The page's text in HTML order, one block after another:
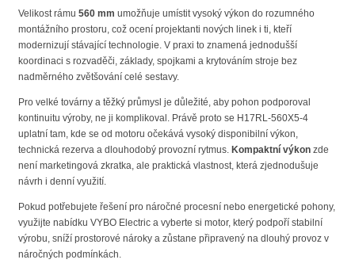
Velikost rámu 560 mm umožňuje umístit vysoký výkon do rozumného
montážního prostoru, což ocení projektanti nových linek i ti, kteří
modernizují stávající technologie. V praxi to znamená jednodušší
koordinaci s rozvaděči, základy, spojkami a krytováním stroje bez
nadměrného zvětšování celé sestavy.
Pro velké továrny a těžký průmysl je důležité, aby pohon podporoval
kontinuitu výroby, ne ji komplikoval. Právě proto se H17RL-560X5-4
uplatní tam, kde se od motoru očekává vysoký disponibilní výkon,
technická rezerva a dlouhodobý provozní rytmus. Kompaktní výkon zde
není marketingová zkratka, ale praktická vlastnost, která zjednodušuje
návrh i denní využití.
Pokud potřebujete řešení pro náročné procesní nebo energetické pohony,
využijte nabídku VYBO Electric a vyberte si motor, který podpoří stabilní
výrobu, sníží prostorové nároky a zůstane připravený na dlouhý provoz v
náročných podmínkách.